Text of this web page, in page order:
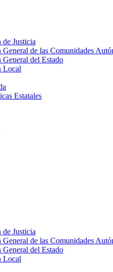
Justicia
de las Comunidades
del Estado
Local
Estatales
Justicia
de las Comunidades
del Estado
Local